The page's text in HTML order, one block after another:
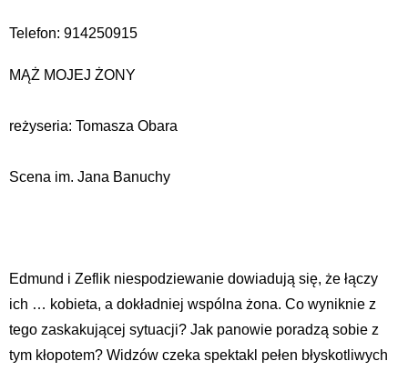
Telefon: 914250915
MĄŻ MOJEJ ŻONY
reżyseria: Tomasza Obara
Scena im. Jana Banuchy
Edmund i Zeflik niespodziewanie dowiadują się, że łączy
ich … kobieta, a dokładniej wspólna żona. Co wyniknie z
tego zaskakującej sytuacji? Jak panowie poradzą sobie z
tym kłopotem? Widzów czeka spektakl pełen błyskotliwych